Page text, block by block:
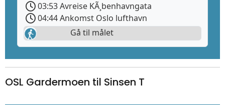
03:53 Avreise KÃ¸benhavngata
04:44 Ankomst Oslo lufthavn
Gå til målet
OSL Gardermoen til Sinsen T